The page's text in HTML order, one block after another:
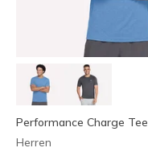
Performance Charge Tee
Herren